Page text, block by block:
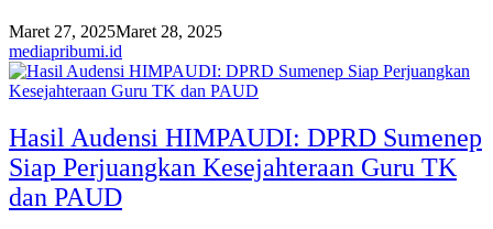
Maret 27, 2025Maret 28, 2025
mediapribumi.id
Hasil Audensi HIMPAUDI: DPRD Sumenep
Siap Perjuangkan Kesejahteraan Guru TK
dan PAUD